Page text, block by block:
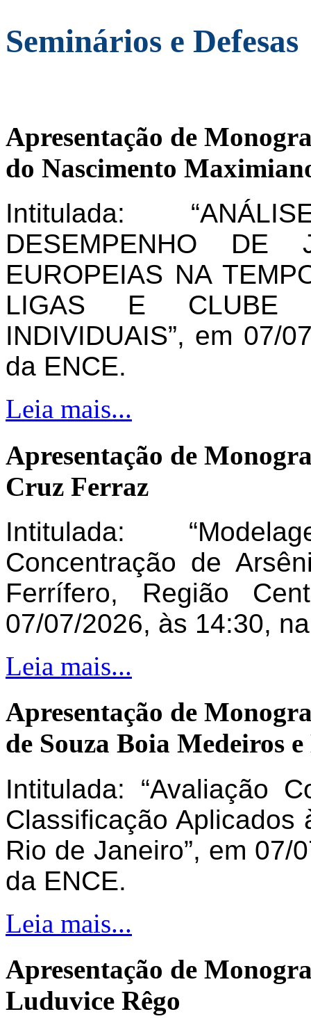
Seminários e Defesas
Apresentação de
do Nascimento
Intitulada:
DESEMPENHO DE
EUROPEIAS NA
LIGAS E CLUBE
INDIVIDUAIS”, em 07/
da ENCE.
Leia mais...
Apresentação de
Cruz Ferraz
Intitulada:
Concentração de
Ferrífero, Região
07/07/2026, às 14:30,
Leia mais...
Apresentação de
de Souza Boia Medeiros
Intitulada: “Avaliação
Classificação Aplicados
Rio de Janeiro”, em
da ENCE.
Leia mais...
Apresentação de
Luduvice Rêgo